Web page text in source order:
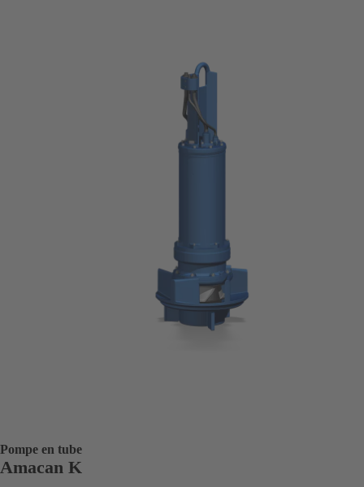
Pompe en tube
Amacan K